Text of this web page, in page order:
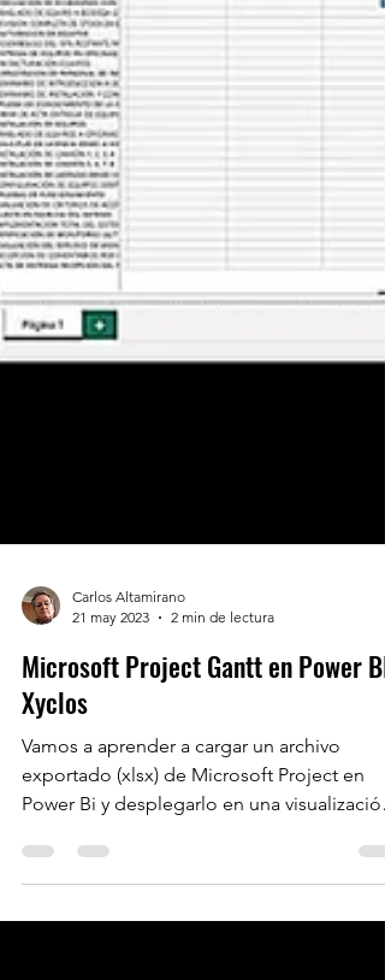
21 may 2023
2 min de lectura
Microsoft Project Gantt en Power BI |
Xyclos
Vamos a aprender a cargar un archivo
exportado (xlsx) de Microsoft Project en
Power Bi y desplegarlo en una visualización.